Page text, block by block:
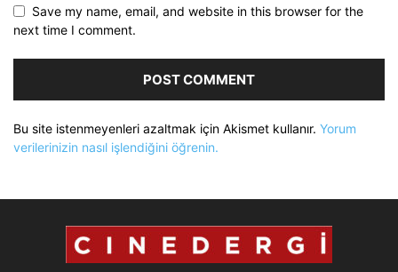
Save my name, email, and website in this browser for the
next time I comment.
Bu site istenmeyenleri azaltmak için Akismet kullanır. Yorum
verilerinizin nasıl işlendiğini öğrenin.